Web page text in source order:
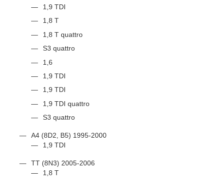
1,9 TDI
1,8 T
1,8 T quattro
S3 quattro
1,6
1,9 TDI
1,9 TDI
1,9 TDI quattro
S3 quattro
A4 (8D2, B5) 1995-2000
1,9 TDI
TT (8N3) 2005-2006
1,8 T